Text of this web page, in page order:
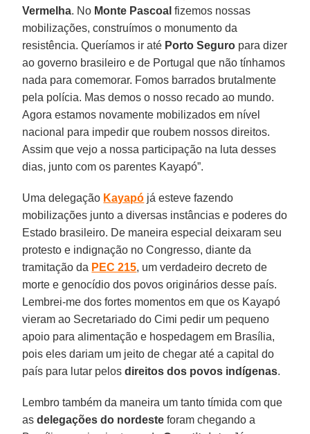
Vermelha. No Monte Pascoal fizemos nossas
mobilizações, construímos o monumento da
resistência. Queríamos ir até Porto Seguro para dizer
ao governo brasileiro e de Portugal que não tínhamos
nada para comemorar. Fomos barrados brutalmente
pela polícia. Mas demos o nosso recado ao mundo.
Agora estamos novamente mobilizados em nível
nacional para impedir que roubem nossos direitos.
Assim que vejo a nossa participação na luta desses
dias, junto com os parentes Kayapó”.
Uma delegação Kayapó já esteve fazendo
mobilizações junto a diversas instâncias e poderes do
Estado brasileiro. De maneira especial deixaram seu
protesto e indignação no Congresso, diante da
tramitação da PEC 215, um verdadeiro decreto de
morte e genocídio dos povos originários desse país.
Lembrei-me dos fortes momentos em que os Kayapó
vieram ao Secretariado do Cimi pedir um pequeno
apoio para alimentação e hospedagem em Brasília,
pois eles dariam um jeito de chegar até a capital do
país para lutar pelosdireitos dos povos indígenas.
Lembro também da maneira um tanto tímida com que
asdelegações do nordeste foram chegando a